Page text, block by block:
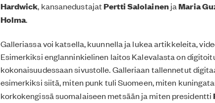
Hardwick, kansanedustajatPertti SalolainenjaMaria
Holma.
Galleriassa voi katsella, kuunnella ja lukea artikkeleita,
Esimerkiksi englanninkielinen laitos Kalevalasta on
kokonaisuudessaan sivustolle. Galleriaan tallennetut
esimerkiksi siitä, miten punk tuli Suomeen, miten
korkokengissä suomalaiseen metsään ja miten presidentti